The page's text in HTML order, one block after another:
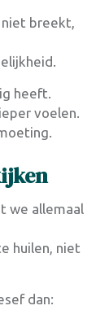
niet breekt,
heeft.
voelen.
we allemaal
huilen, niet
dan: